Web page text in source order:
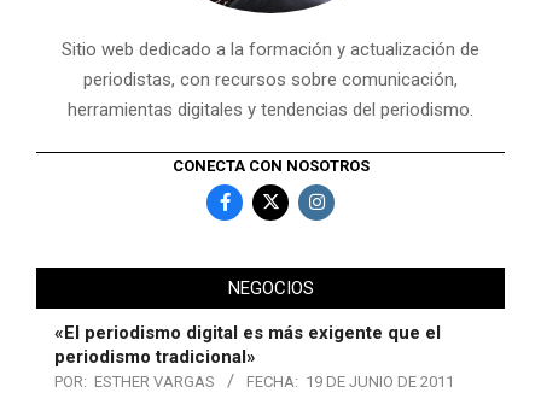
Sitio web dedicado a la formación y actualización de
periodistas, con recursos sobre comunicación,
herramientas digitales y tendencias del periodismo.
CONECTA CON NOSOTROS
NEGOCIOS
«El periodismo digital es más exigente que el
periodismo tradicional»
POR: ESTHER VARGAS FECHA: 19 DE JUNIO DE 2011